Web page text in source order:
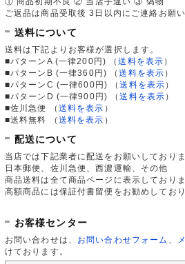
ご返品は商品受取後 3日以内にご連絡お願い
送料について
送料は下記よりお客様が選択します。
■パターンA (一律200円)
（送料を表示 ）
■パターンB (一律360円)
（送料を表示 ）
■パターンC (一律600円)
（送料を表示 ）
■パターンD (一律900円)
（送料を表示 ）
■佐川急便
（ 送料を表示 ）
■送料無料
（ 送料を表示 ）
配送について
当店では下記業者に配送をお願いしておりま
日本郵便、佐川急便、西濃運輸、その他
商品送料は全て商品ページに表示しておりま
高額商品には保証付書留便をお勧めしており
お客様センター
お問い合わせは、 お問い合わせフォーム
けております。